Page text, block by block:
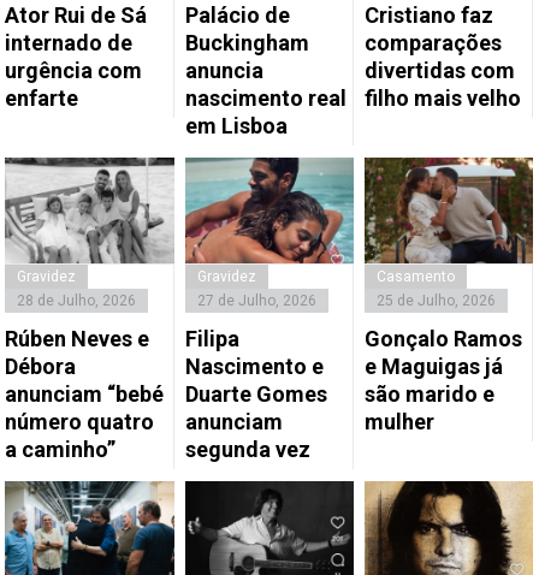
Ator Rui de Sá
internado de
urgência com
enfarte
Palácio de
Buckingham
anuncia
nascimento real
em Lisboa
Cristiano faz
comparações
divertidas com
filho mais velho
Gravidez
28 de Julho, 2026
Rúben Neves e
Débora
anunciam “bebé
número quatro
a caminho”
Gravidez
27 de Julho, 2026
Filipa
Nascimento e
Duarte Gomes
anunciam
segunda vez
Casamento
25 de Julho, 2026
Gonçalo Ramos
e Maguigas já
são marido e
mulher